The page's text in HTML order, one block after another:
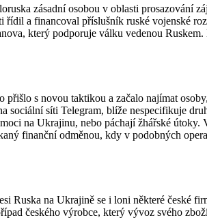
zásadní osobou v oblasti prosazování
a financoval příslušník ruské vojenské
který podporuje válku vedenou
s novou taktikou a začalo najímat
sociální síti Telegram, blíže nespecifikuje
na Ukrajinu, nebo páchají žhářské útoky.
finanční odměnou, kdy v podobných
Ruska na Ukrajině se i loni některé české
českého výrobce, který vývoz svého